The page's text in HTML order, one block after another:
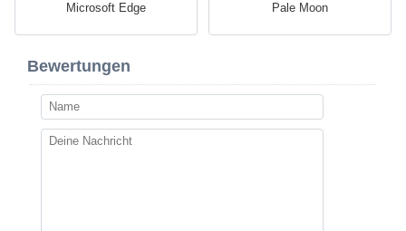
Microsoft Edge Pale Moon
Bewertungen